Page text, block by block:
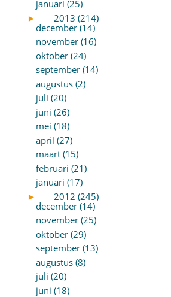
januari (25)
►
2013 (214)
december (14)
november (16)
oktober (24)
september (14)
augustus (2)
juli (20)
juni (26)
mei (18)
april (27)
maart (15)
februari (21)
januari (17)
►
2012 (245)
december (14)
november (25)
oktober (29)
september (13)
augustus (8)
juli (20)
juni (18)